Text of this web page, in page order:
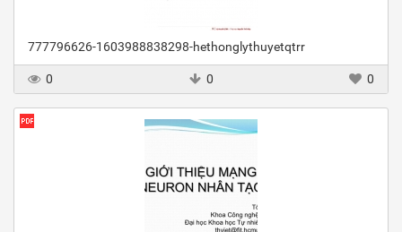
777796626-1603988838298-hethonglythuyetqtrr
0 0 0